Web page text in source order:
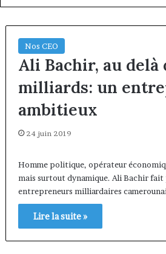
Nos CEO
Ali Bachir, au delà
milliards: un
ambitieux
24 juin 2019
Homme politique, opérateur
mais surtout dynamique. Ali Bachir fait
entrepreneurs milliardaires
Lire la suite »